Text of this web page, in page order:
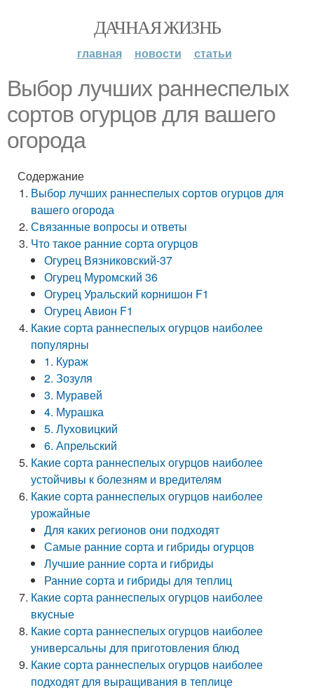
ДАЧНАЯ ЖИЗНЬ
главная новости статьи
Выбор лучших раннеспелых
сортов огурцов для вашего
огорода
Содержание
Выбор лучших раннеспелых сортов огурцов для
вашего огорода
Связанные вопросы и ответы
Что такое ранние сорта огурцов
Огурец Вязниковский-37
Огурец Муромский 36
Огурец Уральский корнишон F1
Огурец Авион F1
Какие сорта раннеспелых огурцов наиболее
популярны
1. Кураж
2. Зозуля
3. Муравей
4. Мурашка
5. Луховицкий
6. Апрельский
Какие сорта раннеспелых огурцов наиболее
устойчивы к болезням и вредителям
Какие сорта раннеспелых огурцов наиболее
урожайные
Для каких регионов они подходят
Самые ранние сорта и гибриды огурцов
Лучшие ранние сорта и гибриды
Ранние сорта и гибриды для теплиц
Какие сорта раннеспелых огурцов наиболее
вкусные
Какие сорта раннеспелых огурцов наиболее
универсальны для приготовления блюд
Какие сорта раннеспелых огурцов наиболее
подходят для выращивания в теплице